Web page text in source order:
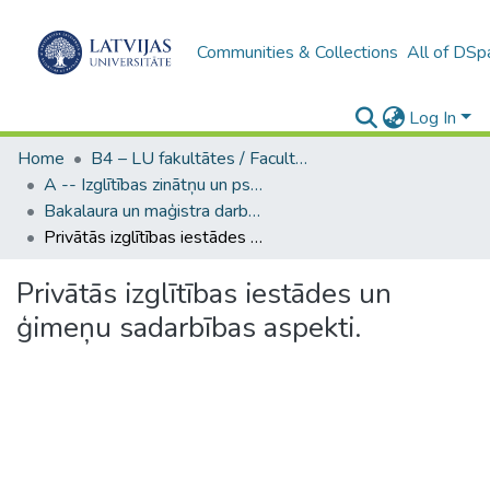
Communities & Collections All of
Log In
Home
B4 – LU fakultātes / Faculties of the UL
A -- Izglītības zinātņu un psiholoģijas fakultāte / Faculty of Education Sciences and Psychology
Bakalaura un maģistra darbi (PPMF) / Bachelor's and Master's theses
Privātās izglītības iestādes un ģimeņu sadarbības aspekti.
Privātās izglītības iestādes un
ģimeņu sadarbības aspekti.